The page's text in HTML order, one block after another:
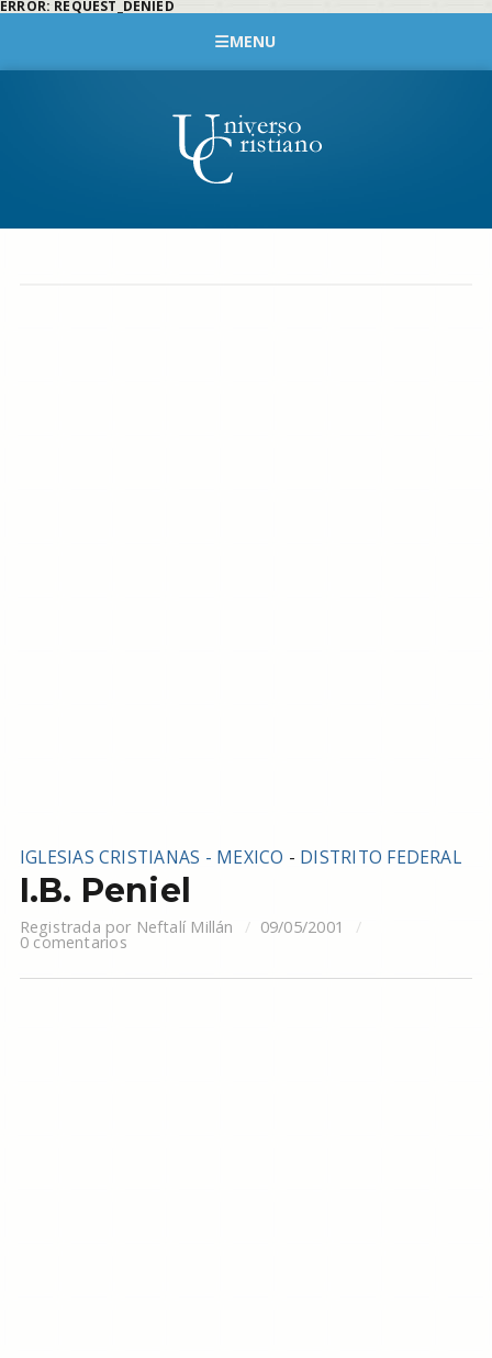
ERROR: REQUEST_DENIED
MENU
IGLESIAS CRISTIANAS - MEXICO - DISTRITO FEDERAL
I.B. Peniel
Registrada por Neftalí Millán 09/05/2001
0 comentarios